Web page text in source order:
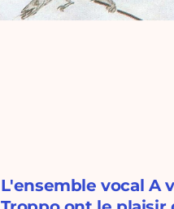
L'ensemble vocal A